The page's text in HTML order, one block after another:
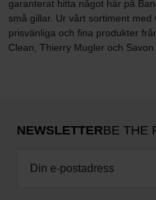
garanterat hitta något här på
små gillar. Ur vårt sortiment
prisvänliga och fina produkter
Clean, Thierry Mugler och
NEWSLETTERBE THE